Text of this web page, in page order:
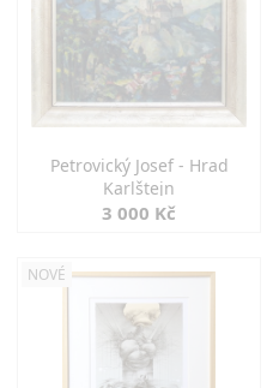
Petrovický Josef - Hrad
Karlštejn
3 000 Kč
NOVÉ